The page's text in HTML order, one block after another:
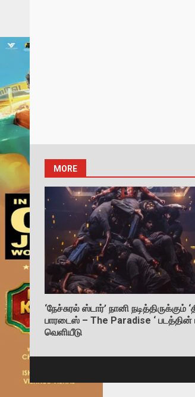
MORE
‘நேச்சுரல் ஸ்டார்’ நானி நடித்திருக்கும்
பாரடைஸ் – The Paradise ‘ படத்தின்
வெளியீடு